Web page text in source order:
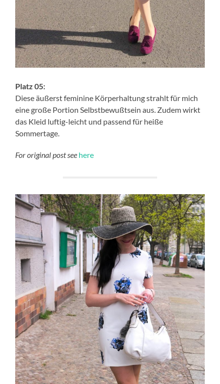
Platz 05:
Diese äußerst feminine Körperhaltung strahlt für mich
eine große Portion Selbstbewußtsein aus. Zudem wirkt
das Kleid luftig-leicht und passend für heiße
Sommertage.
For original post see here